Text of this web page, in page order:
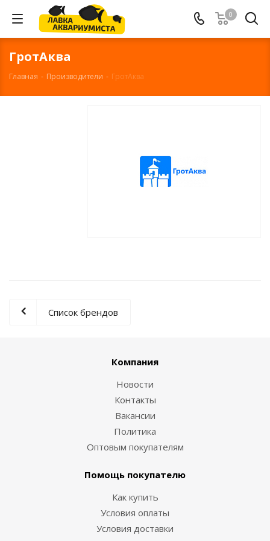
0
ГротАква
Главная - Производители - ГротАква
Список брендов
Компания
Новости
Контакты
Вакансии
Политика
Оптовым покупателям
Помощь покупателю
Как купить
Условия оплаты
Условия доставки